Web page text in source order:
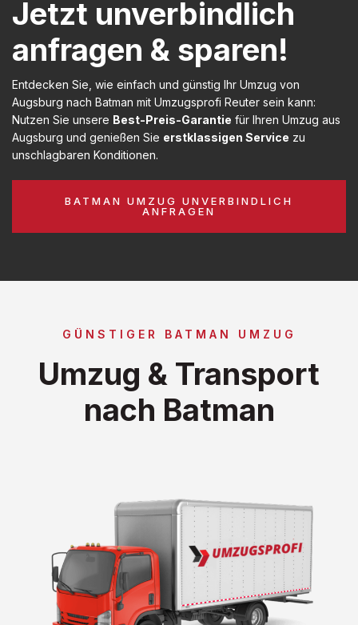
Jetzt unverbindlich
anfragen & sparen!
Entdecken Sie, wie einfach und günstig Ihr Umzug von
Augsburg nach Batman mit Umzugsprofi Reuter sein kann:
Nutzen Sie unsere Best-Preis-Garantie für Ihren Umzug aus
Augsburg und genießen Sie erstklassigen Service zu
unschlagbaren Konditionen.
BATMAN UMZUG UNVERBINDLICH
ANFRAGEN
GÜNSTIGER BATMAN UMZUG
Umzug & Transport
nach Batman